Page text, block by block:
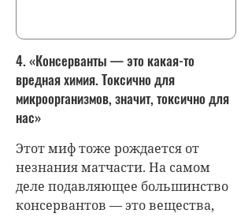
4. «Консерванты — это какая-то
вредная химия. Токсично для
микроорганизмов, значит, токсично для
нас»
Этот миф тоже рождается от
незнания матчасти. На самом
деле подавляющее большинство
консервантов — это вещества,